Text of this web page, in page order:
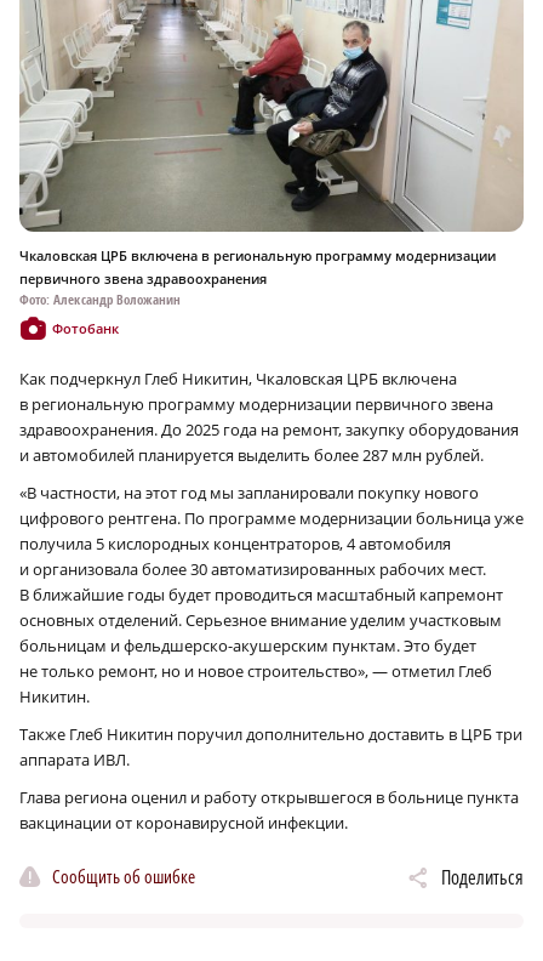
Чкаловская ЦРБ включена в региональную программу модернизации
первичного звена здравоохранения
Фото: Александр Воложанин
Фотобанк
Как подчеркнул Глеб Никитин, Чкаловская ЦРБ включена
в региональную программу модернизации первичного звена
здравоохранения. До 2025 года на ремонт, закупку оборудования
и автомобилей планируется выделить более 287 млн рублей.
«В частности, на этот год мы запланировали покупку нового
цифрового рентгена. По программе модернизации больница уже
получила 5 кислородных концентраторов, 4 автомобиля
и организовала более 30 автоматизированных рабочих мест.
В ближайшие годы будет проводиться масштабный капремонт
основных отделений. Серьезное внимание уделим участковым
больницам и фельдшерско-акушерским пунктам. Это будет
не только ремонт, но и новое строительство», — отметил Глеб
Никитин.
Также Глеб Никитин поручил дополнительно доставить в ЦРБ три
аппарата ИВЛ.
Глава региона оценил и работу открывшегося в больнице пункта
вакцинации от коронавирусной инфекции.
Сообщить об ошибке Поделиться